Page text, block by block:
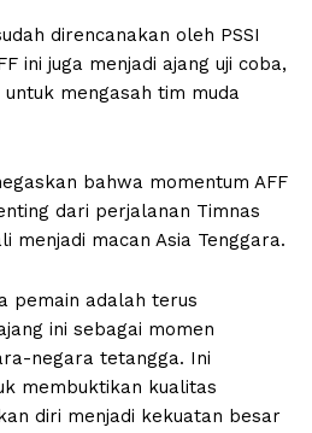
direncanakan oleh PSSI
ini juga menjadi ajang uji coba,
mengasah tim muda
bahwa momentum AFF
dari perjalanan Timnas
menjadi macan Asia Tenggara.
pemain adalah terus
ini sebagai momen
negara tetangga. Ini
membuktikan kualitas
diri menjadi kekuatan besar